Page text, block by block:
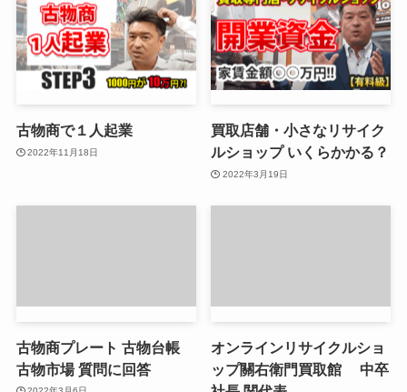
古物商で１人起業
2022年11月18日
買取店舗・小さなリサイク
ルショップ いくらかかる？
2022年3月19日
古物商プレート 古物台帳
古物市場 質問に回答
オンラインリサイクルショ
ップ關右衛門買取館 中卒